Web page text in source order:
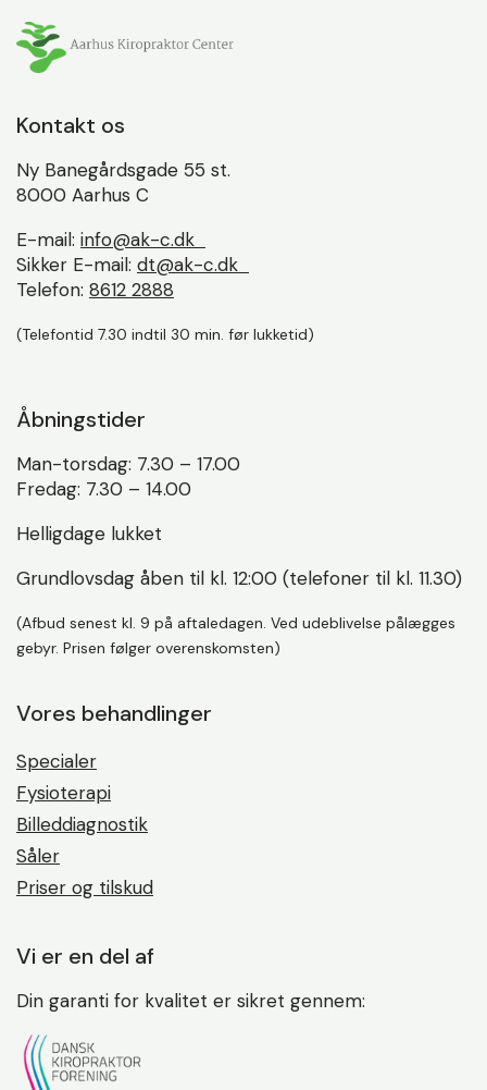
Kontakt os
Ny Banegårdsgade 55 st.
8000 Aarhus C
E-mail: info@ak-c.dk
Sikker E-mail: dt@ak-c.dk
Telefon: 8612 2888
(Telefontid 7.30 indtil 30 min. før lukketid)
Åbningstider
Man-torsdag: 7.30 – 17.00
Fredag: 7.30 – 14.00
Helligdage lukket
Grundlovsdag åben til kl. 12:00 (telefoner til kl. 11.30)
(Afbud senest kl. 9 på aftaledagen. Ved udeblivelse pålægges
gebyr. Prisen følger overenskomsten)
Vores behandlinger
Specialer
Fysioterapi
Billeddiagnostik
Såler
Priser og tilskud
Vi er en del af
Din garanti for kvalitet er sikret gennem: